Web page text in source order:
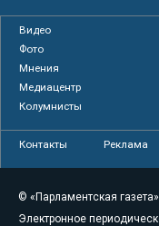
Видео
Фото
Мнения
Медиацентр
Колумнисты
Контакты Реклама
© «Парламентская
Электронное